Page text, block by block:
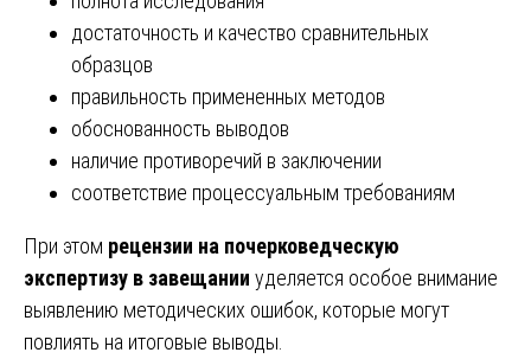
достаточность и качество сравнительных
образцов
правильность примененных методов
обоснованность выводов
наличие противоречий в заключении
соответствие процессуальным требованиям
При этом рецензии на почерковедческую
экспертизу в завещании уделяется особое внимание
выявлению методических ошибок, которые могут
повлиять на итоговые выводы.